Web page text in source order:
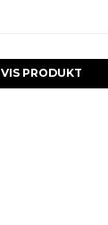
VIS PRODUKT